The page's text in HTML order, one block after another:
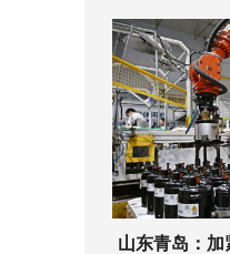
山东青岛：